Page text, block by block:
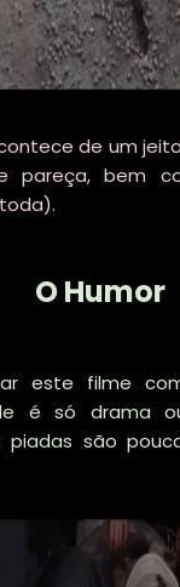
de um
pareça, bem
O Humor
este filme
é só drama
piadas são